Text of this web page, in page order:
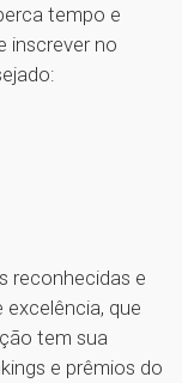
tempo e
inscrever no
reconhecidas e
excelência, que
tem sua
e prêmios do